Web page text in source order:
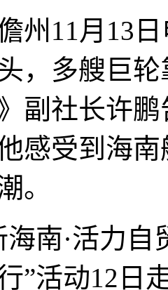
州11月13
，多艘巨
副社长许
感受到海
。
·活力自
”活动12日